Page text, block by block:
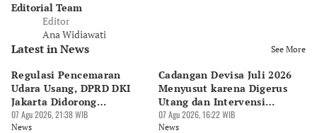
Editorial Team
Editor
Ana Widiawati
Latest in News See More
Regulasi Pencemaran
Udara Usang, DPRD DKI
Jakarta Didorong
Prioritaskan Revisi Perda
07 Agu 2026, 21:38 WIB
News
Cadangan Devisa Juli 2026
Menyusut karena Digerus
Utang dan Intervensi
Rupiah
07 Agu 2026, 16:22 WIB
News